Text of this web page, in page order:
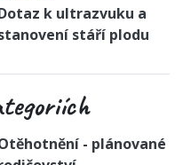
k ultrazvuku a
stáří plodu
- plánované